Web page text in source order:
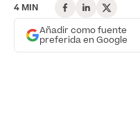
4 MIN
Añadir como fuente
preferida en Google